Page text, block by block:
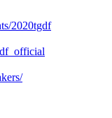
2020tgdf